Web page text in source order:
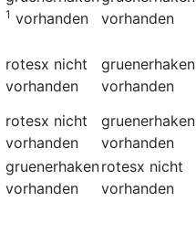
1 vorhanden
vorhanden
rotesx nicht
vorhanden
gruenerhaken
vorhanden
rotesx nicht
vorhanden
gruenerhaken
vorhanden
gruenerhaken
vorhanden
rotesx nicht
vorhanden